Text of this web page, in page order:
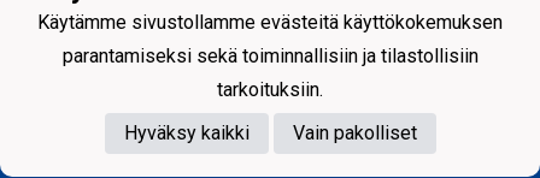
Powered by
Käytämme sivustollamme evästeitä käyttökokemuksen
parantamiseksi sekä toiminnallisiin ja tilastollisiin
tarkoituksiin.
Hyväksy kaikki
Vain pakolliset